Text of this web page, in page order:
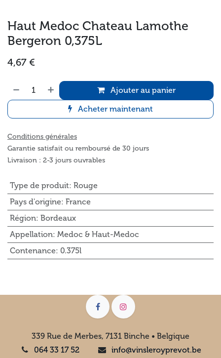
Haut Medoc Chateau Lamothe
Bergeron 0,375L
4,67 €
Ajouter au panier
Acheter maintenant
Conditions générales
Garantie satisfait ou remboursé de 30 jours
Livraison : 2-3 jours ouvrables
Type de produit: Rouge
Pays d'origine: France
Région: Bordeaux
Appellation: Medoc & Haut-Medoc
Contenance: 0.375l
339 Rue de Merbes, 7131 Binche • Belgique
064 33 17 52
info@vinsleroyprevot.be